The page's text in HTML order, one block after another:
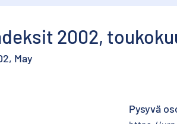
2002,
May
Pysyvä